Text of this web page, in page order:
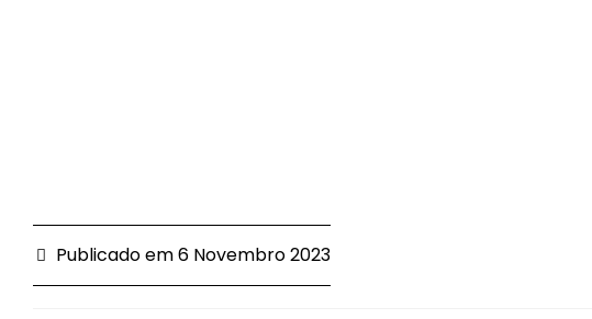
Publicado em6 Novembro 2023